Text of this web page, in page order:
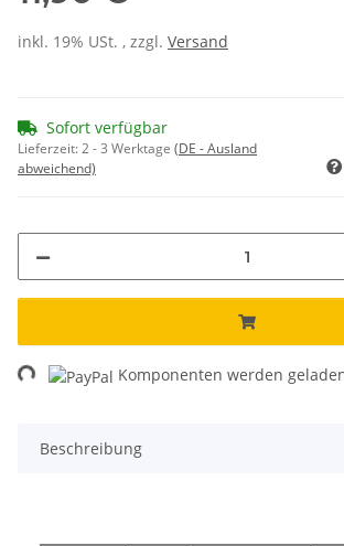
inkl. 19% USt. , zzgl. Versand
Sofort verfügbar
Lieferzeit:2 - 3 Werktage (DE - Ausland
abweichend)
Komponenten werden
Beschreibung